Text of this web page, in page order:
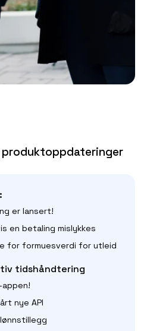
er lansert!
en betaling mislykkes
for formuesverdi for utleid
tidshåndtering
nye API